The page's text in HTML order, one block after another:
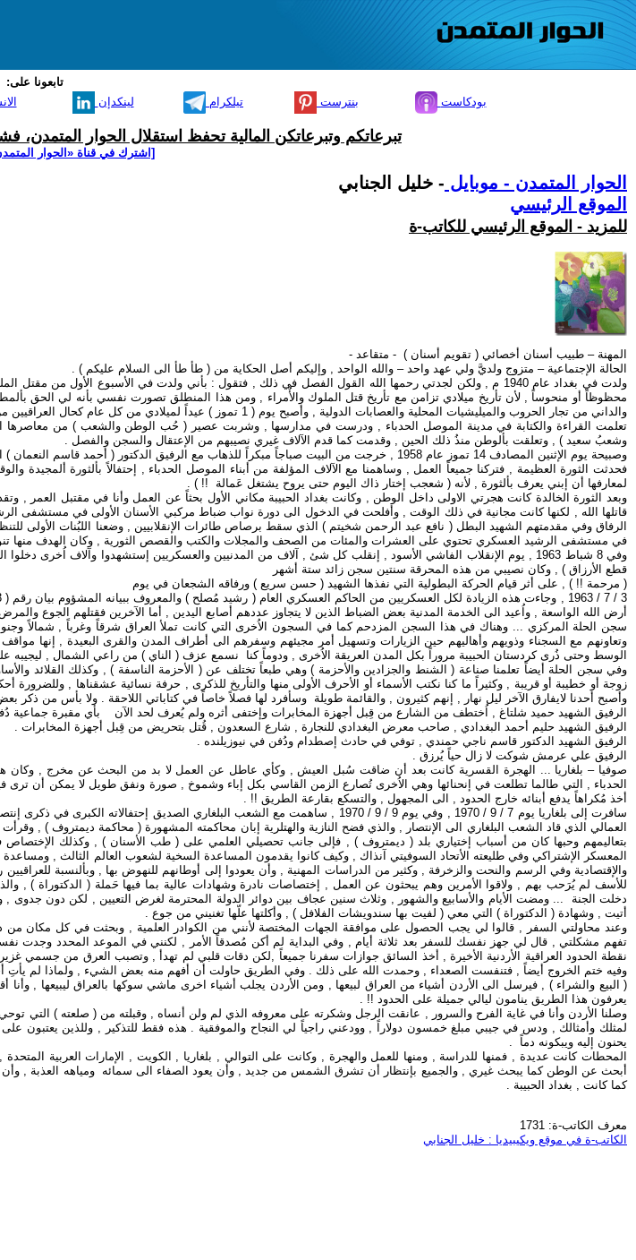
تابعونا على:
لينكدإن تيلكرام بنترست بودكاست
تبرعاتكم وتبرعاتكن المالية تحفظ استقلال الحوار المتمدن،
[اشترك في قناة ‫«الحوار
الحوار المتمدن - موبايل - خليل الجنابي
الموقع الرئيسي
للمزيد - الموقع الرئيسي للكاتب-ة
المهنة – طبيب أسنان أخصائي ( تقويم أسنان ) - متقاعد -
الحالة الإجتماعية – متزوج ولديَّ ولي عهد واحد – والله الواحد , وإليكم أصل الحكاية من ( طأ طأ الى السلام عليكم ) .
ولدت في بغداد عام 1940 م , ولكن لجدتي رحمها الله القول الفصل في ذلك , فتقول : بأني ولدت في الأسبوع الأول
محظوظاً أو منحوساً , لأن تأريخ ميلادي تزامن مع تأريخ قتل الملوك والأٌمراء , ومن هذا المنطلق تصورت نفسي بأنه لي الحق
والداني من تجار الحروب والميليشيات المحلية والعصابات الدولية , وأصبح يوم ( 1 تموز ) عيداً لميلادي من كل عام كحال العراقيين من جيلي والأجيال السابقة واللاحقة التي ليست لديها شهادات رسمية تُشير الى يوم مجيئها الى الحياة الدنيا !! .
تعلمت القراءة والكتابة في مدينة الموصل الحدباء , ودرست في مدارسها , وشربت عصير ( حُب الوطن والشعب ) من معاصرها
وشعبُ سعيد ) , وتعلقت بألوطن منذُ ذلك الحين , وقدمت كما قدم الآلاف غيري نصيبهم من الإعتقال والسجن والفصل .
وصبيحة يوم الإثنين المصادف 14 تموز عام 1958 , خرجت من البيت صباجاً مبكراً للذهاب مع الرفيق الدكتور ( أحمد قاسم النعمان ) الى أخيه البناء لنشتغل عنده ( عمال بِناء ) في ذلك اليوم الأغر الذي لن ننساه ,
فحدثت الثورة العظيمة , فتركنا جميعاً العمل , وساهمنا مع الآلاف المؤلفة من أبناء الموصل الحدباء , إحتفالاً بألثورة
لمعارفها أن إبني يعرف بألثورة , لأنه ( شعجب إختار ذاك اليوم حتى يروح يشتغل عَمالة !! ) .
وبعد الثورة الخالدة كانت هجرتي الاولى داخل الوطن , وكانت بغداد الحبيبة مكاني الأول بحثاً عن العمل وأنا في مقتبل العمر
قاتلها الله , لكنها كانت مجانية في ذلك الوقت , وأفلحت في الدخول الى دورة نواب ضباط مركبي الأسنان الأولى في
الرفاق وفي مقدمتهم الشهيد البطل ( نافع عبد الرحمن شخيتم ) الذي سقط برصاص طائرات الإنقلابيين , وضعنا اللبُنات الأولى
في مستشفى الرشيد العسكري تحتوي على العشرات والمئات من الصحف والمجلات والكتب والقصص الثورية , وكان الهدف منها
وفي 8 شباط 1963 , يوم الإنقلاب الفاشي الأسود , إنقلب كل شئ , آلاف من المدنيين والعسكريين إستشهدوا وآلاف
قطع الأرزاق ) , وكان نصيبي من هذه المحرقة سنتين سجن زائد ستة أشهر
( مرحمة !! ) , على أثر قيام الحركة البطولية التي نفذها الشهيد ( حسن سريع ) ورفاقه الشجعان في يوم
أرض الله الواسعة , واُعيد الى الخدمة المدنية بعض الضباط الذين لا يتجاوز عددهم أصابع اليدين , أما الآخرين فقتلهم الجوع
سجن الحلة المركزي ... وهناك في هذا السجن المزدحم كما في السجون الاُخرى التي كانت تملأ العراق شرقاً وغرباً , شمالاً
وتعاونهم مع السجناء وذويهم وأهاليهم حين الزيارات وتسهيل أمر مجيئهم وسفرهم الى أطراف المدن والقرى البعيدة , إنها
الوسط وحتى ذُرى كردستان الحبيبة مروراً بكل المدن العريقة الاُخرى , ودوماً كنا نسمع عزف ( الناي ) من راعي الشمال ,
وفي سجن الحلة أيضاً تعلمنا صناعة ( الشنط والجزادين والأحزمة ) وهي طبعاً تختلف عن ( الأحزمة الناسفة ) , وكذلك القلائد
زوجة أو خطيبة أو قريبة , وكثيراً ما كنا نكتب الأسماء أو الأحرف الأولى منها والتأريخ للذكرى , حرفة نسائية عشقناها ,
وأصبح أحدنا لايفارق الآخر ليل نهار , إنهم كثيرون , والقائمة طويلة وسأفرد لها فصلاً خاصاً في كتاباتي اللاحقة . ولا بأس من ذكر بعض
الرفيق الشهيد حميد شلتاغ , اُختطف من الشارع من قِبل أجهزة المخابرات وإختفى أثره ولم يُعرف لحد الآن بأي مقبرة جماعية
الرفيق الشهيد حليم أحمد البغدادي , صاحب معرض البغدادي للنجارة , شارع السعدون , قُتل بتحريض من قِبل أجهزة المخابرات .
الرفيق الشهيد الدكتور قاسم ناجي حمندي , توفي في حادث إصطدام ودُفن في نيوزيلنده .
الرفيق علي عرمش شوكت لا زال حياً يُرزق .
صوفيا – بلغاريا ... الهجرة القسرية كانت بعد أن ضاقت سُبل العيش , وكأي عاطل عن العمل لا بد من البحث عن مخرج , وكان
الحدباء , التي طالما تطلعت في إنحنائها وهي الاُخرى تُصارع الزمن القاسي بكل إباء وشموخ , صورة ونفق طويل لا يمكن أن
أخذ مُكراهاً يدفع أبنائه خارج الحدود , الى المجهول , والتسكع بقارعة الطريق !! .
سافرت إلى بلغاريا يوم 7 / 9 / 1970 , وفي يوم 9 / 9 / 1970 , ساهمت مع الشعب البلغاري
بتعاليمهم وحبها كان من أسباب إختياري بلد ( ديمتروف ) , فإلى جانب تحصيلي العلمي على ( طب الأسنان ) , وكذلك الإختصاص
المعسكر الإشتراكي وفي طليعته الأتحاد السوفيتي آنذاك , وكيف كانوا يقدمون المساعدة السخية لشعوب العالم الثالث ,
والإقتصادية وفي الرسم والنحت والزخرفة , وكثير من الدراسات المهنية , وأن يعودوا إلى أوطانهم للنهوض بها , وبألنسبة
للأسف لم يُرَحب بهم , ولاقوا الأمرين وهم يبحثون عن العمل , إختصاصات نادرة وشهادات عالية بما فيها حَملة ( الدكتوراة
دخلت الجنة ... ومضت الأيام والأسابيع والشهور , وثلاث سنين عجاف بين دوائر الدولة المحترمة لغرض التعيين , لكن دون
أتيت , وشهادة ( الدكتوراة ) التي معي ( لفيت بها سندويشات الفلافل ) , وأكلتها علّها تغنيني من جوع .
وعند محاولتي السفر , قالوا لي يجب الحصول على موافقة الجهات المختصة لأنني من الكوادر العلمية , وبحثت في كل مكان من
تفهم مشكلتي , قال لي جهز نفسك للسفر بعد ثلاثة أيام , وفي البداية لم أكن مُصدقاً الأمر , لكنني في الموعد المحدد وجدت
نقطة الحدود العراقية الأردنية الأخيرة , أخذ السائق جوازات سفرنا جميعاً ,لكن دقات قلبي لم تهدأ , وتصبب العرق من
وفيه ختم الخروج أيضاً , فتنفست الصعداء , وحمدت الله على ذلك . وفي الطريق حاولت أن أفهم منه بعض الشيء , ولماذا لم
( البيع والشراء ) , فيرسل الى الأردن أشياء من العراق لبيعها , ومن الأردن يجلب أشياء اخرى ماشي سوكها بالعراق ليبيعها ,
يعرفون هذا الطريق ينامون ليالي جميلة على الحدود !! .
وصلنا الأردن وأنا في غاية الفرح والسرور , عانقت الرجل وشكرته على معروفه الذي لم ولن أنساه , وقبلته من ( صلعته )
لمثلك وأمثالك , ودس في جيبي مبلغ خمسون دولاراً , وودعني راجياً لي النجاح والموفقية . هذه فقط للتذكير , وللذين يعتبون
يحنون إليه ويبكونه دماً .
أبحث عن الوطن كما يبحث غيري , والجميع بإنتظار أن تشرق الشمس من جديد , وأن يعود الصفاء الى سمائه ومياهه العذبة , وأن
كما كانت , بغداد الحبيبة .
معرف الكاتب-ة: 1731
الكاتب-ة في موقع ويكيبيديا : خليل الجنابي